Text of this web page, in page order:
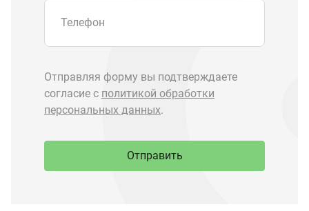
Запчасти Урал
Запчасти Камаз
Спецпредложения